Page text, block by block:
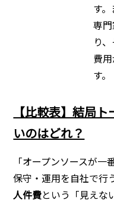
す
専
り
費
す。
【比較表】結局
いのはどれ？
「オープンソースが一
保守・運用を自社で行
人件費という「見えな